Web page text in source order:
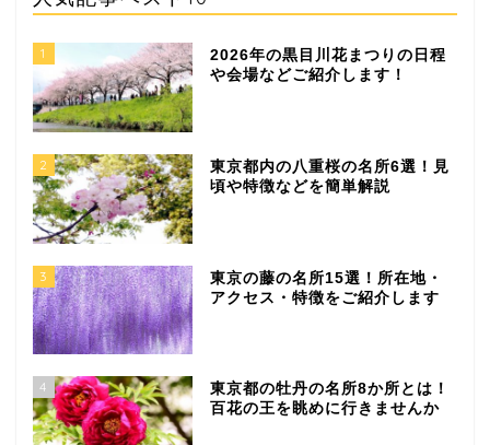
1
2026年の黒目川花まつりの日程
や会場などご紹介します！
2
東京都内の八重桜の名所6選！見
頃や特徴などを簡単解説
3
東京の藤の名所15選！所在地・
アクセス・特徴をご紹介します
4
東京都の牡丹の名所8か所とは！
百花の王を眺めに行きませんか